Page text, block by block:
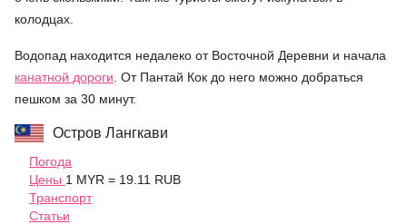
колодцах.
Водопад находится недалеко от Восточной Деревни и начала
канатной дороги . От Пантай Кок до него можно добраться
пешком за 30 минут.
Остров Лангкави
Погода
Цены 1 MYR = 19.11 RUB
Транспорт
Статьи